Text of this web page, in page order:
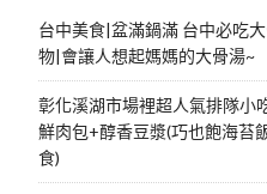
台中美食|盆滿鍋滿 台中必吃
物|會讓人想起媽媽的大骨湯~
彰化溪湖市場裡超人氣排隊小
鮮肉包+醇香豆漿(巧也飽海苔
食)